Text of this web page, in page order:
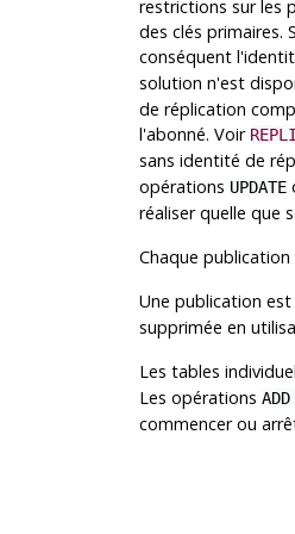
restrictions sur les
des clés primaires.
conséquent
solution n'est
de réplication
l'abonné. Voir
sans identité de
opérations UPDATE
réaliser quelle que
Chaque
Une publication
supprimée en
Les tables
Les opérations
commencer ou